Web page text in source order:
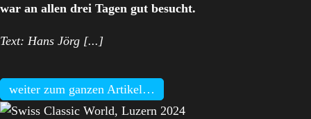
war an allen drei Tagen gut besucht.
Text: Hans Jörg [...]
weiter zum ganzen Artikel…